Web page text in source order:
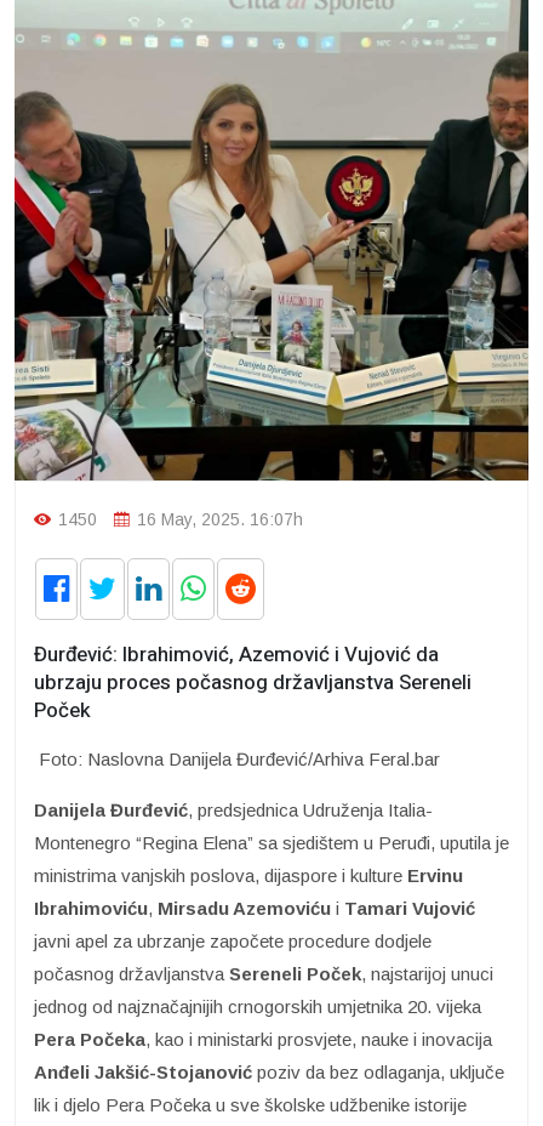
1450 16 May, 2025. 16:07h
Đurđević: Ibrahimović, Azemović i Vujović da
ubrzaju proces počasnog državljanstva Sereneli
Poček
Foto: Naslovna Danijela Đurđević/Arhiva Feral.bar
Danijela Đurđević, predsjednica Udruženja Italia-
Montenegro “Regina Elena” sa sjedištem u Peruđi, uputila je
ministrima vanjskih poslova, dijaspore i kulture Ervinu
Ibrahimoviću, Mirsadu Azemoviću i Tamari Vujović
javni apel za ubrzanje započete procedure dodjele
počasnog državljanstva Sereneli Poček, najstarijoj unuci
jednog od najznačajnijih crnogorskih umjetnika 20. vijeka
Pera Počeka, kao i ministarki prosvjete, nauke i inovacija
Anđeli Jakšić-Stojanović poziv da bez odlaganja, uključe
lik i djelo Pera Počeka u sve školske udžbenike istorije